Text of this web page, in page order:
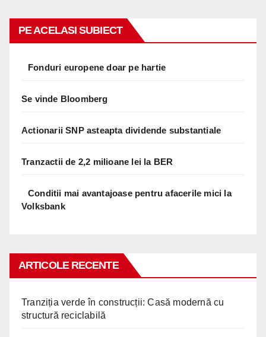
PE ACELASI SUBIECT
Fonduri europene doar pe hartie
Se vinde Bloomberg
Actionarii SNP asteapta dividende substantiale
Tranzactii de 2,2 milioane lei la BER
Conditii mai avantajoase pentru afacerile mici la
Volksbank
ARTICOLE RECENTE
Tranziția verde în construcții: Casă modernă cu
structură reciclabilă